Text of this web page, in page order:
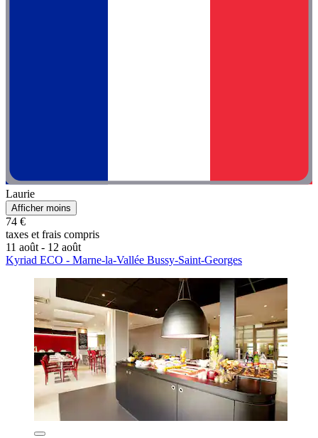
Laurie
Afficher moins
74 €
taxes et frais compris
11 août - 12 août
Kyriad ECO - Marne-la-Vallée Bussy-Saint-Georges